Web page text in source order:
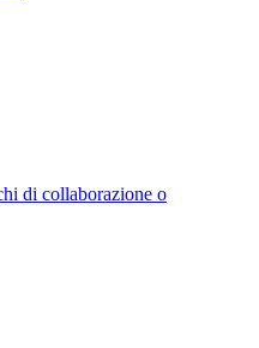
di collaborazione o